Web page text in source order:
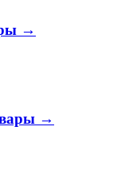
→
→